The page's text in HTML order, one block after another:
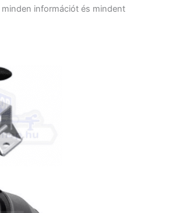
információt és mindent